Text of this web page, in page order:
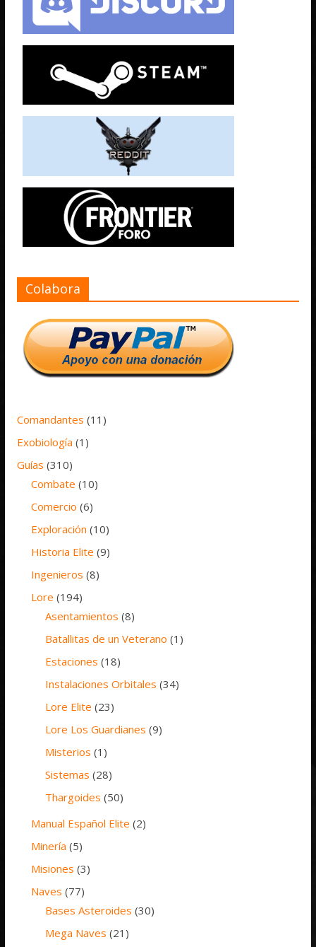
Colabora
Comandantes (11)
Exobiología (1)
Guías (310)
Combate (10)
Comercio (6)
Exploración (10)
Historia Elite (9)
Ingenieros (8)
Lore (194)
Asentamientos (8)
Batallitas de un Veterano (1)
Estaciones (18)
Instalaciones Orbitales (34)
Lore Elite (23)
Lore Los Guardianes (9)
Misterios (1)
Sistemas (28)
Thargoides (50)
Manual Español Elite (2)
Minería (5)
Misiones (3)
Naves (77)
Bases Asteroides (30)
Mega Naves (21)